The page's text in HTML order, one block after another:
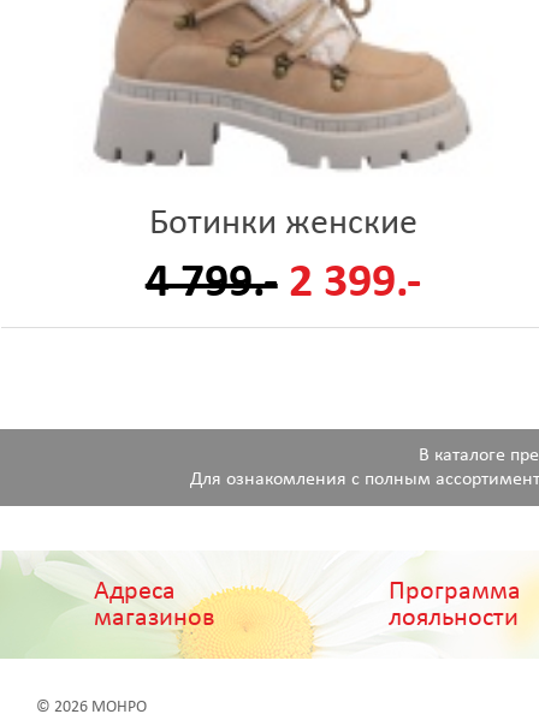
Ботинки женские
4 799.- 2 399.-
В каталоге
Для ознакомления с полным
Адреса
магазинов
Программа
лояльности
© 2026 МОНРО